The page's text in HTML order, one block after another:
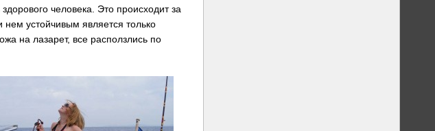
человека. Это происходит за
устойчивым является только
на лазарет, все расползлись по